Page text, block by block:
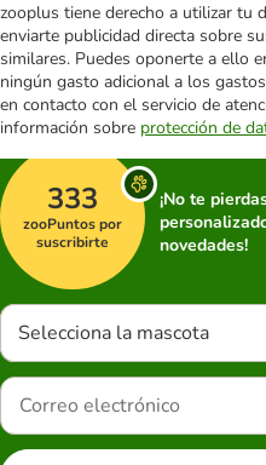
zooplus tiene derecho a utilizar tu
enviarte publicidad directa sobre
similares. Puedes oponerte a ello
ningún gasto adicional a los
en contacto con el servicio de
información sobre protección de
333
zooPuntos por
suscribirte
¡No te
novedades!
Selecciona la mascota